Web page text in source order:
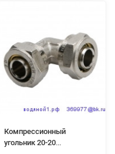
Компрессионный
угольник 20-20